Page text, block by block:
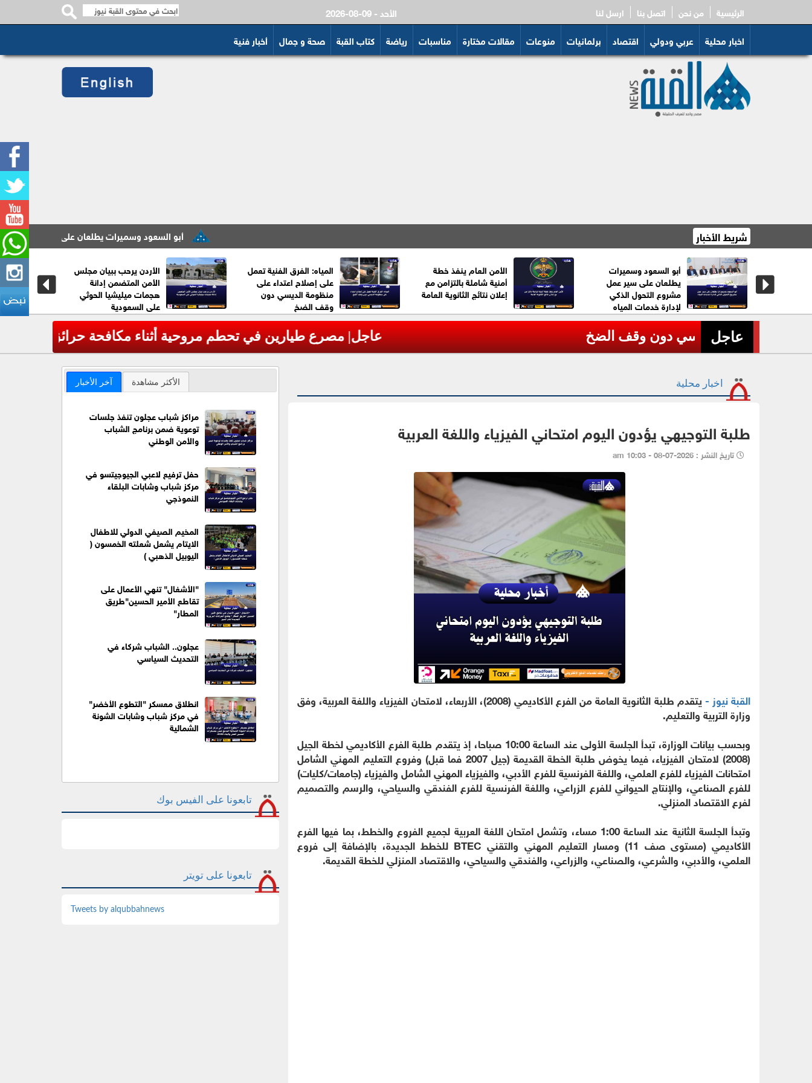
الرئيسية من نحن اتصل بنا ارسل لنا
2026-08-09 - الأحد
اخبار محلية
عربي ودولي اقتصاد برلمانيات منوعات مقالات مختارة مناسبات رياضة كتاب القبة صحة و جمال أخبار فنية
شريط الأخبار أبو السعود وسميرات يطلعان على سير عمل مشروع
أبو السعود وسميرات
يطلعان على سير عمل
مشروع التحول الذكي
لإدارة خدمات المياه
الأمن العام ينفذ خطة
أمنية شاملة بالتزامن مع
إعلان نتائج الثانوية العامة
المياه: الفرق الفنية تعمل
على إصلاح اعتداء على
منظومة الديسي دون
وقف الضخ
الأردن يرحب ببيان مجلس
الأمن المتضمن إدانة
هجمات ميليشيا الحوثي
على السعودية
عاجل عاجل| مصرع طيارين في تحطم مروحية أثناء مكافحة حرائق غابات بولاية يوتا الأميركية
اخبار محلية
طلبة التوجيهي يؤدون اليوم امتحاني الفيزياء واللغة العربية
تاريخ النشر : 2026-07-08 - 10:03 am
القبة نيوز - يتقدم طلبة الثانوية العامة من الفرع الأكاديمي (2008)، الأربعاء، لامتحان الفيزياء واللغة العربية، وفق
وزارة التربية والتعليم.
وبحسب بيانات الوزارة، تبدأ الجلسة الأولى عند الساعة 10:00 صباحا، إذ يتقدم طلبة الفرع الأكاديمي لخطة الجيل
(2008) لامتحان الفيزياء، فيما يخوض طلبة الخطة القديمة (جيل 2007 فما قبل) وفروع التعليم المهني الشامل
امتحانات الفيزياء للفرع العلمي، واللغة الفرنسية للفرع الأدبي، والفيزياء المهني الشامل والفيزياء (جامعات/كليات)
للفرع الصناعي، والإنتاج الحيواني للفرع الزراعي، واللغة الفرنسية للفرع الفندقي والسياحي، والرسم والتصميم
لفرع الاقتصاد المنزلي.
وتبدأ الجلسة الثانية عند الساعة 1:00 مساء، وتشمل امتحان اللغة العربية لجميع الفروع والخطط، بما فيها الفرع
الأكاديمي (مستوى صف 11) ومسار التعليم المهني والتقني BTEC للخطط الجديدة، بالإضافة إلى فروع
العلمي، والأدبي، والشرعي، والصناعي، والزراعي، والفندقي والسياحي، والاقتصاد المنزلي للخطة القديمة.
آخر الأخبار الأكثر مشاهدة
مراكز شباب عجلون تنفذ جلسات
توعوية ضمن برنامج الشباب
والأمن الوطني
حفل ترفيع لاعبي الجيوجيتسو في
مركز شباب وشابات البلقاء
النموذجي
المخيم الصيفي الدولي للاطفال
الايتام يشعل شعلته الخمسون (
اليوبيل الذهبي )
"الأشغال" تنهي الأعمال على
تقاطع الأمير الحسين"طريق
المطار"
عجلون.. الشباب شركاء في
التحديث السياسي
انطلاق معسكر "التطوع الأخضر"
في مركز شباب وشابات الشونة
الشمالية
تابعونا على الفيس بوك
تابعونا على تويتر
Tweets by alqubbahnews